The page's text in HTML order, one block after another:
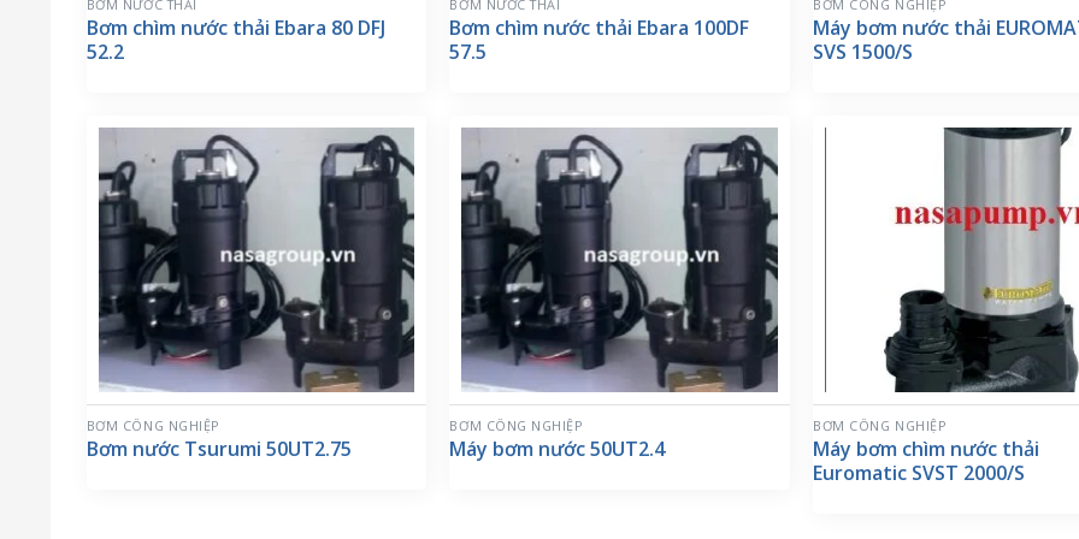
BƠM NƯỚC THẢI
Bơm chìm nước thải Ebara 80 DFJ
52.2
BƠM NƯỚC THẢI
Bơm chìm nước thải Ebara 100DF
57.5
BƠM CÔNG NGHIỆP
Máy bơm nước thải
SVS 1500/S
BƠM CÔNG NGHIỆP
Bơm nước Tsurumi 50UT2.75
BƠM CÔNG NGHIỆP
Máy bơm nước 50UT2.4
BƠM CÔNG NGHIỆP
Máy bơm chìm nước thải
Euromatic SVST 2000/S